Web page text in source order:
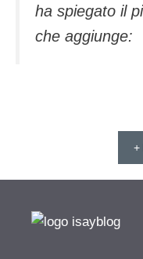
ha spiegato il
che aggiunge:
+